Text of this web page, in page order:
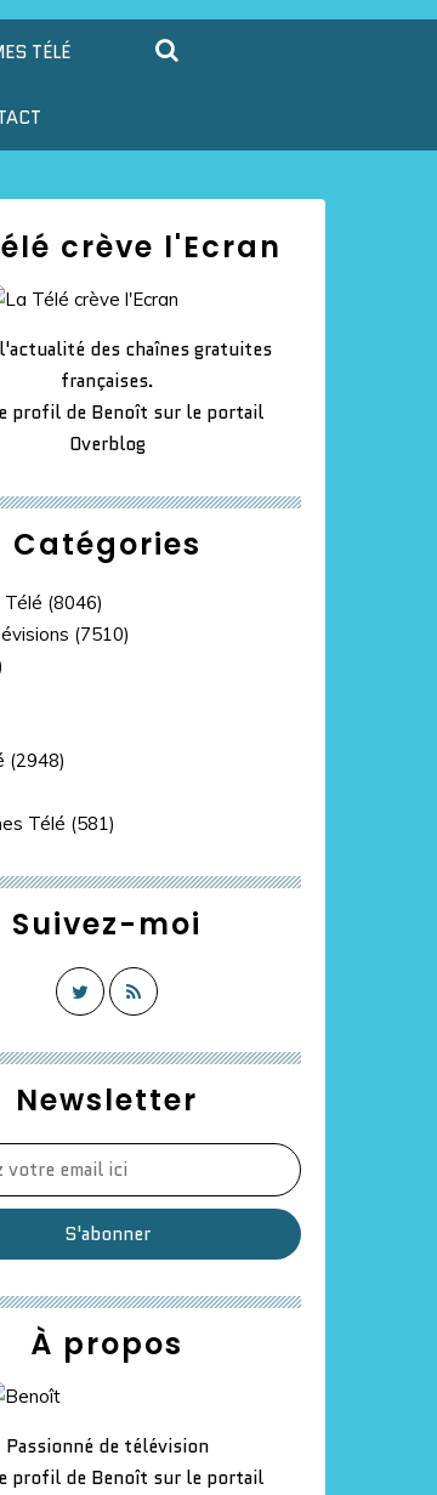
TÉLÉ
Newsletter
Catégories
Télé (8046)
(7510)
(2948)
Télé (581)
crève l'Ecran
des chaînes gratuites
françaises.
profil de Benoît sur le portail
Overblog
Suivez-moi
À propos
Passionné de télévision
profil de Benoît sur le portail